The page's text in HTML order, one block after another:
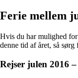
Ferie mellem
Hvis du har mulighed
denne tid af året, så
Rejser julen 2016